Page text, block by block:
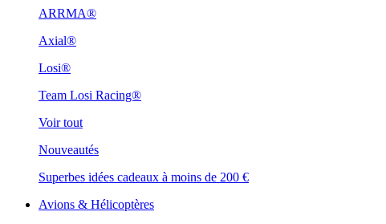
ARRMA®
Axial®
Losi®
Team Losi Racing®
Voir tout
Nouveautés
Superbes idées cadeaux à moins de 200 €
Avions & Hélicoptères